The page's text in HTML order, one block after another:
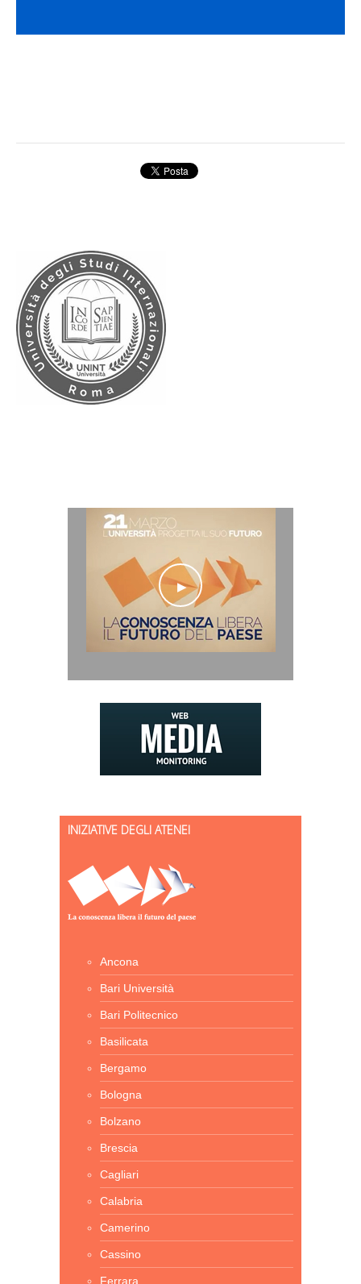
INIZIATIVE DEGLI ATENEI
Ancona
Bari Università
Bari Politecnico
Basilicata
Bergamo
Bologna
Bolzano
Brescia
Cagliari
Calabria
Camerino
Cassino
Ferrara